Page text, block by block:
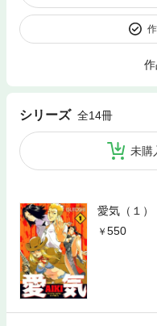
シリーズ 全14冊
未購
愛気（１）
550